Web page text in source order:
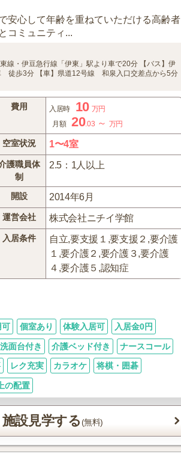
安心して年齢を重ねていただける高齢者
コミュニティ...
線・伊豆急行線「伊東」駅より車で20分 【バス】伊
徒歩3分 【車】県道12号線 和泉入口交差点から5分
費用 入居時 10 万円
月額
20.03 ～ 万円
空室状況 1〜4室
護職員体
制
2.5：1人以上
開設 2014年6月
運営会社 株式会社ニチイ学館
入居条件
自立,要支援１,要支援２,要介護
１,要介護２,要介護３,要介護
４,要介護５,認知症
可 個室あり 体験入居可 入居金0円
洗面台付き 介護ベッド付き ナースコール
レク充実 カラオケ 将棋・囲碁
の配置
施設見学する (無料)